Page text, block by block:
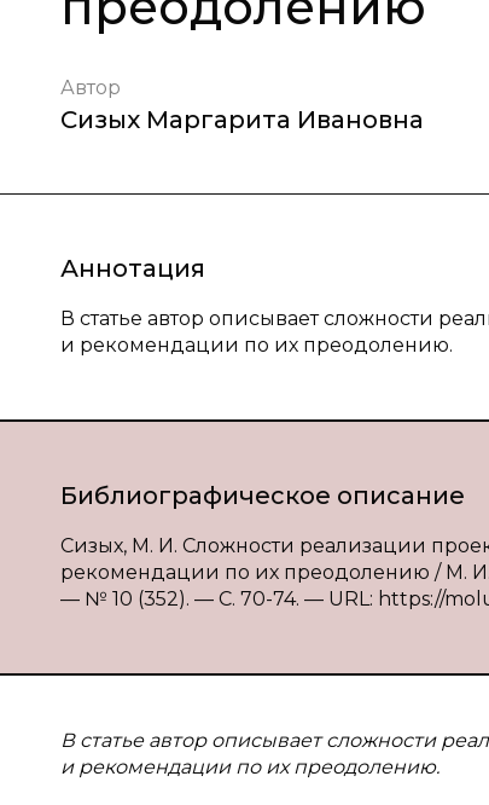
Автор
Сизых Маргарита Ивановна
Аннотация
В статье автор описывает сложности
и рекомендации по их преодолению.
Библиографическое описание
Сизых, М. И. Сложности реализации
рекомендации по их преодолению / М.
— № 10 (352). — С. 70-74. — URL: https://
В статье автор описывает сложности
и рекомендации по их преодолению.